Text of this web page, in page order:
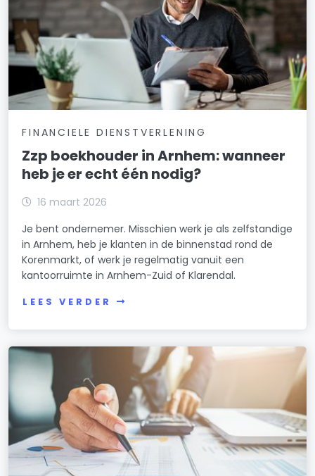
FINANCIELE DIENSTVERLENING
Zzp boekhouder in Arnhem: wanneer
heb je er echt één nodig?
16 maart 2026
Je bent ondernemer. Misschien werk je als zelfstandige
in Arnhem, heb je klanten in de binnenstad rond de
Korenmarkt, of werk je regelmatig vanuit een
kantoorruimte in Arnhem-Zuid of Klarendal.
LEES VERDER